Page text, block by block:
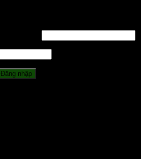
Đăng nhập